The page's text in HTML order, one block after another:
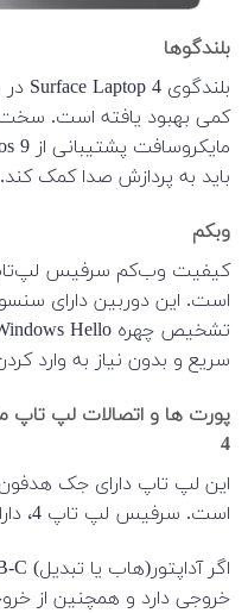
بلندگوها
بلندگوی Surface Laptop 4 در مقایسه با
کمی بهبود یافته است. سخت
باید به پردازش صدا کمک کند.
وبکم
سریع و بدون نیاز به وارد
4
است. سرفیس لپ تاپ 4، دارای پورت USB-C نیز می باشد.
خروجی دارد و همچنین از